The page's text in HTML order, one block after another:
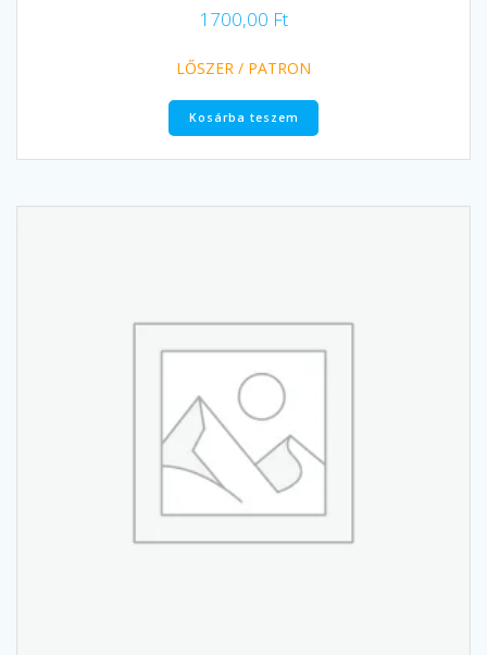
1700,00 Ft
LŐSZER / PATRON
Kosárba teszem